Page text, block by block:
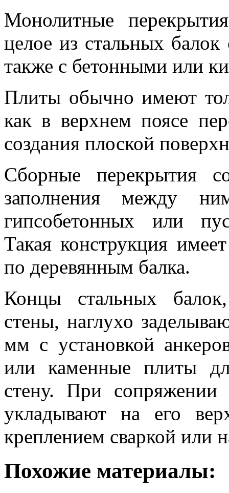
Монолитные
целое из стальных
также с бетонными или
Плиты обычно имеют
как в верхнем поясе
создания плоской
Сборные перекрытия
заполнения между
гипсобетонных или
Такая конструкция
по деревянным балка.
Концы стальных
стены, наглухо
мм с установкой
или каменные плиты
стену. При
укладывают на его
креплением сваркой или
Похожие материалы: